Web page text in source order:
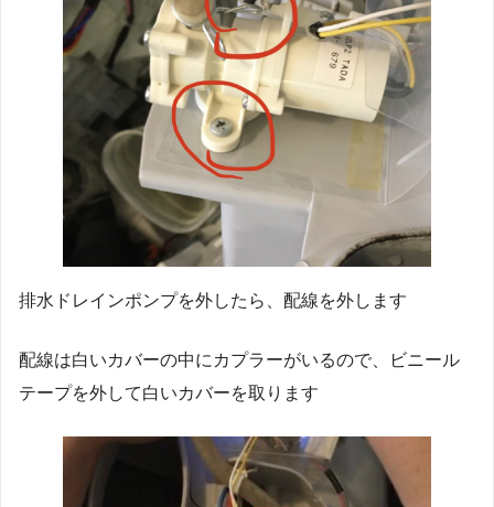
排水ドレインポンプを外したら、配線を外します
配線は白いカバーの中にカプラーがいるので、ビニール
テープを外して白いカバーを取ります